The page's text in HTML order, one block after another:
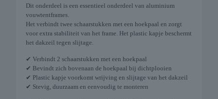
Dit onderdeel is een essentieel onderdeel van aluminium
vouwtentframes.
Het verbindt twee schaarstukken met een hoekpaal en zorgt
voor extra stabiliteit van het frame. Het plastic kapje beschermt
het dakzeil tegen slijtage.
✔ Verbindt 2 schaarstukken met een hoekpaal
✔ Bevindt zich bovenaan de hoekpaal bij dichtplooien
✔ Plastic kapje voorkomt wrijving en slijtage van het dakzeil
✔ Stevig, duurzaam en eenvoudig te monteren